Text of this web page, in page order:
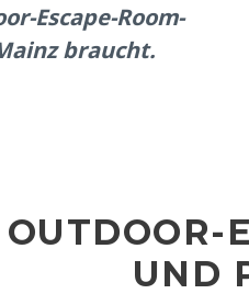
Escape-Room-
braucht.
OUTDOOR-
UND